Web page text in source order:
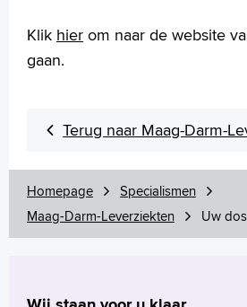
Verwijzers
Wetenschappelijk
Klik hier om naar de website
gaan.
Terug naar Maag-Darm-
Homepage
Specialismen
Maag-Darm-Leverziekten
Uw